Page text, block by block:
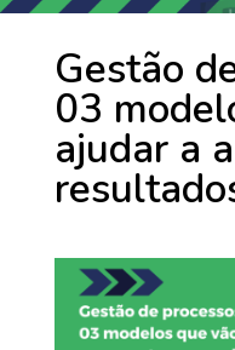
Gestão
03
ajudar a